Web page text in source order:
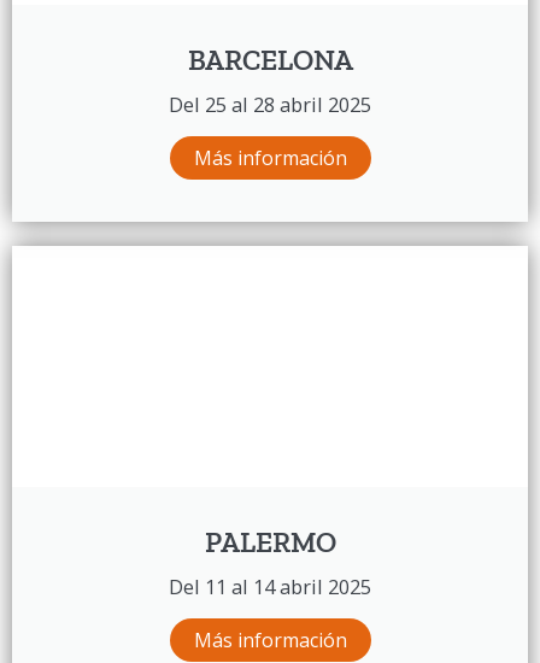
BARCELONA
Del 25 al 28 abril 2025
Más información
PALERMO
Del 11 al 14 abril 2025
Más información